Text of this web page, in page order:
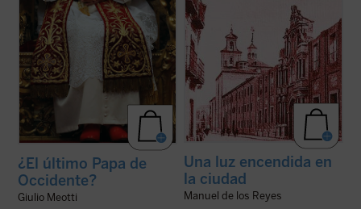
¿El último Papa de
Occidente?
Giulio Meotti
Una luz encendida en
la ciudad
Manuel de los Reyes